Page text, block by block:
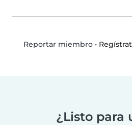
Reportar miembro•
¿Listo para